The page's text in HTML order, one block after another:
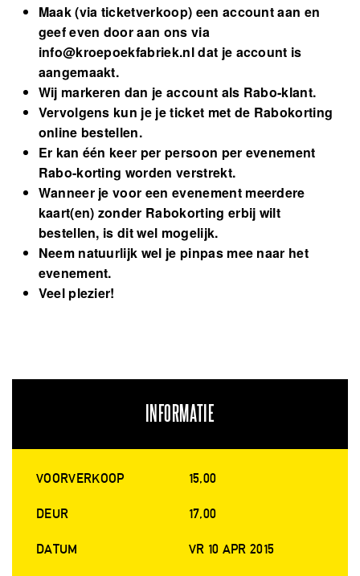
Maak (via ticketverkoop) een account aan en
geef even door aan ons via
info@kroepoekfabriek.nldat je account is
aangemaakt.
Wij markeren dan je account als Rabo-klant.
Vervolgens kun je je ticket met de Rabokorting
online bestellen.
Er kan één keer per persoon per evenement
Rabo-korting worden verstrekt.
Wanneer je voor een evenement meerdere
kaart(en) zonder Rabokorting erbij wilt
bestellen, is dit wel mogelijk.
Neem natuurlijk wel je pinpas mee naar het
evenement.
Veel plezier!
INFORMATIE
VOORVERKOOP 15,00
DEUR 17,00
DATUM VR 10 APR 2015